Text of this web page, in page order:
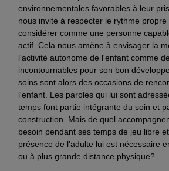
environnementales favorables à leur
nous invite à respecter le rythme
considérer comme une personne
actif. Cela nous amène à envisager la
l'activité autonome de l'enfant comme
incontournables pour son bon
soins sont alors des occasions de
l'enfant. Les paroles qui lui sont
temps font partie intégrante du soin et
construction. Mais de quel
besoin pendant ses temps de jeu libre
présence de l'adulte lui est nécessaire
ou à plus grande distance physique?